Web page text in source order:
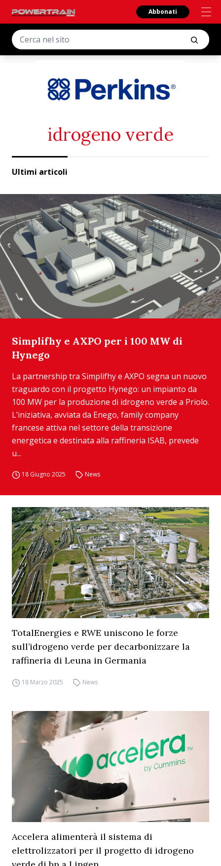
Abbonati
idrogeno verde
Ultimi articoli
Simplifhy e AXPO per i 100 MW di
Hynego
La partnership tra Simplifhy e AXPO segna un nuovo
traguardo con il progetto Hynego: un impianto da
100 MW per la produzione di idrogeno verde a Priolo.
L’iniziativa, avviata da Enego, family company
francese attiva nel settore della transizione
energetica e destinata alla raffineria ISAB, prevede
u...
18 Giugno 2025 News
TotalEnergies e RWE uniscono le forze
sull’idrogeno verde per decarbonizzare la
raffineria di Leuna in Germania
18 Marzo 2025 News
Accelera alimenterà il sistema di
elettrolizzatori per il progetto di idrogeno